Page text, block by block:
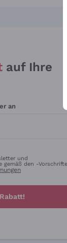
auf Ihre
an
und
gemäß den -